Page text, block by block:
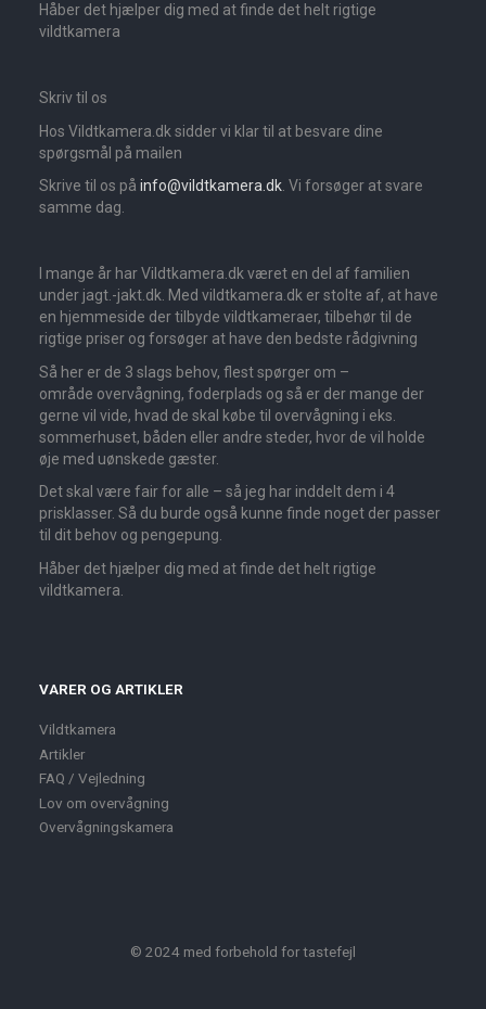
Håber det hjælper dig med at finde det helt rigtige
vildtkamera
Skriv til os
Hos Vildtkamera.dk sidder vi klar til at besvare dine
spørgsmål på mailen
Skrive til os på info@vildtkamera.dk. Vi forsøger at svare
samme dag.
I mange år har Vildtkamera.dk været en del af familien
under jagt.-jakt.dk. Med vildtkamera.dk er stolte af, at have
en hjemmeside der tilbyde vildtkameraer, tilbehør til de
rigtige priser og forsøger at have den bedste rådgivning
Så her er de 3 slags behov, flest spørger om –
område overvågning, foderplads og så er der mange der
gerne vil vide, hvad de skal købe til overvågning i eks.
sommerhuset, båden eller andre steder, hvor de vil holde
øje med uønskede gæster.
Det skal være fair for alle – så jeg har inddelt dem i 4
prisklasser. Så du burde også kunne finde noget der passer
til dit behov og pengepung.
Håber det hjælper dig med at finde det helt rigtige
vildtkamera.
VARER OG ARTIKLER
Vildtkamera
Artikler
FAQ / Vejledning
Lov om overvågning
Overvågningskamera
© 2024 med forbehold for tastefejl